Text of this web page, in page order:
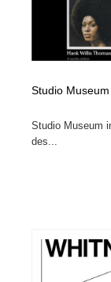
Studio
Studio Museum
des...